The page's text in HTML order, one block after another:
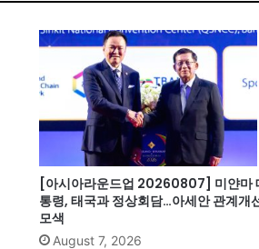
[아시아라운드업 20260807] 미얀마
통령, 태국과 정상회담…아세안 관계개
모색
August 7, 2026